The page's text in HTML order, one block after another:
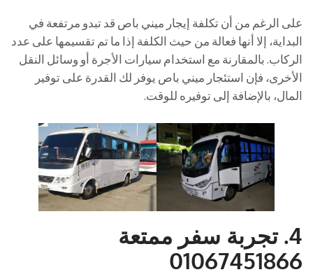
على الرغم من أن تكلفة إيجار ميني باص قد تبدو مرتفعة في
البداية، إلا أنها فعالة من حيث الكلفة إذا ما تم تقسيمها على عدد
الركاب. بالمقارنة مع استخدام سيارات الأجرة أو وسائل النقل
الأخرى، فإن استئجار ميني باص يوفر لك القدرة على توفير
المال، بالإضافة إلى توفيره للوقت.
4. تجربة سفر ممتعة
01067451866